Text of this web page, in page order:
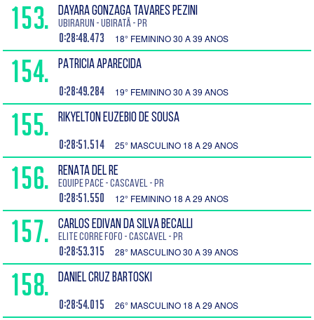
153. DAYARA GONZAGA TAVARES PEZINI
Ubirarun - Ubiratã - PR
0:28:48.473 18° FEMININO 30 A 39 ANOS
154. PATRICIA APARECIDA
0:28:49.284 19° FEMININO 30 A 39 ANOS
155. RIKYELTON EUZEBIO DE SOUSA
0:28:51.514 25° MASCULINO 18 A 29 ANOS
156. RENATA DEL RE
Equipe pace - Cascavel - PR
0:28:51.550 12° FEMININO 18 A 29 ANOS
157. CARLOS EDIVAN DA SILVA BECALLI
Elite Corre Fofo - Cascavel - PR
0:28:53.315 28° MASCULINO 30 A 39 ANOS
158. DANIEL CRUZ BARTOSKI
0:28:54.015 26° MASCULINO 18 A 29 ANOS